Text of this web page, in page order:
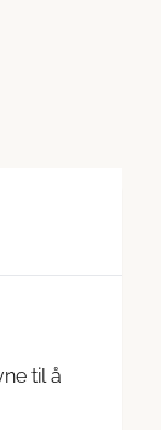
til å